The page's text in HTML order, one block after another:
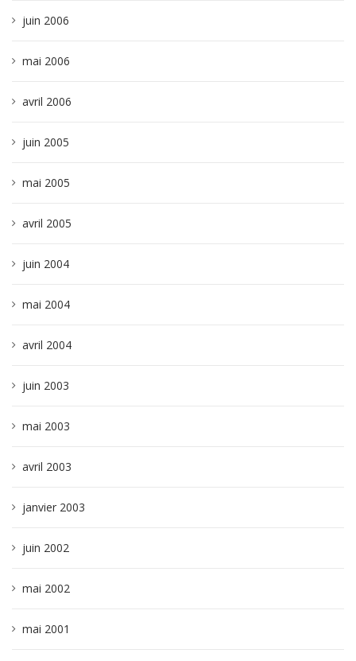
juin 2006
mai 2006
avril 2006
juin 2005
mai 2005
avril 2005
juin 2004
mai 2004
avril 2004
juin 2003
mai 2003
avril 2003
janvier 2003
juin 2002
mai 2002
mai 2001